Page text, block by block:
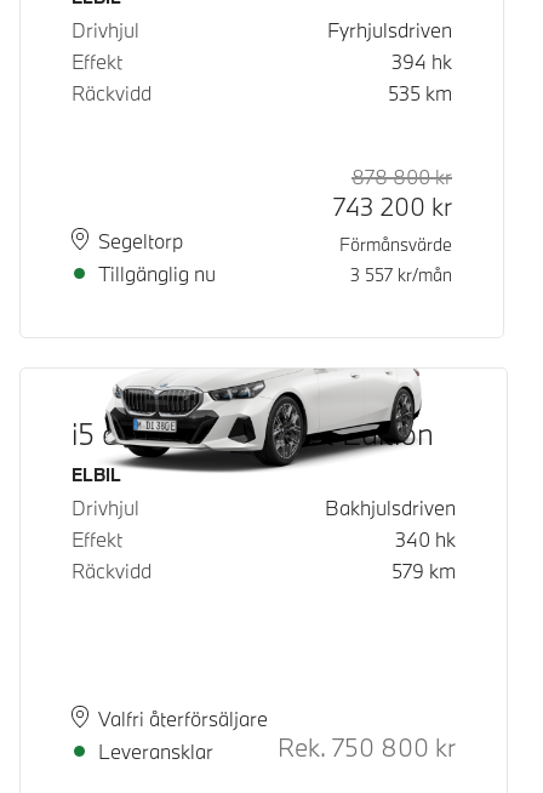
Drivhjul
Fyrhjulsdriven
Effekt
394 hk
Räckvidd
535 km
PlatsSegeltorp
Leveranstid
Tillgänglig nu
Rek. ord
878 800kr
743 200 kr
Förmånsvärde
3 557 kr/mån
i5 eDrive40 M Sport Edition
Bränsle
ELBIL
Drivhjul
Bakhjulsdriven
Effekt
340 hk
Räckvidd
579 km
PlatsValfri återförsäljare
Leveranstid
Leveransklar
Rek. ord
Rek. 750 800 kr